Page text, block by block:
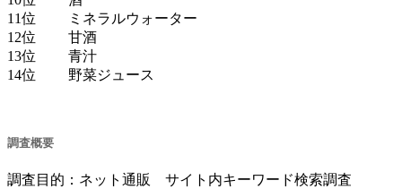
11位 ミネラルウォーター
12位 甘酒
13位 青汁
14位 野菜ジュース
調査概要
調査目的：ネット通販 サイト内キーワード検索調査